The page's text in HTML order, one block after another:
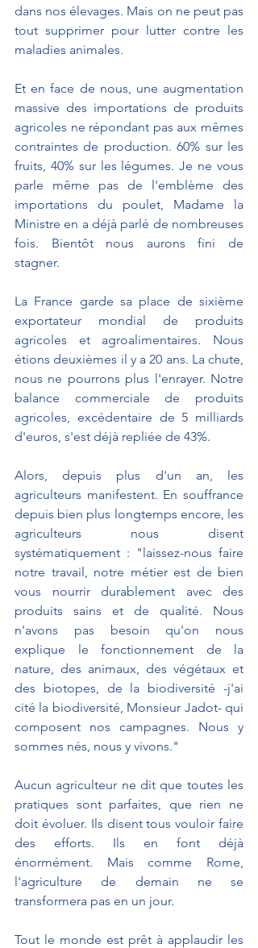
dans nos élevages. Mais on ne peut pas
tout supprimer pour lutter contre les
maladies animales.
Et en face de nous, une augmentation
massive des importations de produits
agricoles ne répondant pas aux mêmes
contraintes de production. 60% sur les
fruits, 40% sur les légumes. Je ne vous
parle même pas de l'emblème des
importations du poulet, Madame la
Ministre en a déjà parlé de nombreuses
fois. Bientôt nous aurons fini de
stagner.
La France garde sa place de sixième
exportateur mondial de produits
agricoles et agroalimentaires. Nous
étions deuxièmes il y a 20 ans. La chute,
nous ne pourrons plus l'enrayer. Notre
balance commerciale de produits
agricoles, excédentaire de 5 milliards
d'euros, s'est déjà repliée de 43%.
Alors, depuis plus d'un an, les
agriculteurs manifestent. En souffrance
depuis bien plus longtemps encore, les
agriculteurs nous disent
systématiquement : "laissez-nous faire
notre travail, notre métier est de bien
vous nourrir durablement avec des
produits sains et de qualité. Nous
n'avons pas besoin qu'on nous
explique le fonctionnement de la
nature, des animaux, des végétaux et
des biotopes, de la biodiversité -j'ai
cité la biodiversité, Monsieur Jadot- qui
composent nos campagnes. Nous y
sommes nés, nous y vivons."
Aucun agriculteur ne dit que toutes les
pratiques sont parfaites, que rien ne
doit évoluer. Ils disent tous vouloir faire
des efforts. Ils en font déjà
énormément. Mais comme Rome,
l'agriculture de demain ne se
transformera pas en un jour.
Tout le monde est prêt à applaudir les